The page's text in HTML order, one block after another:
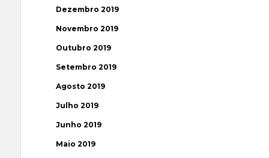
Dezembro 2019
Novembro 2019
Outubro 2019
Setembro 2019
Agosto 2019
Julho 2019
Junho 2019
Maio 2019